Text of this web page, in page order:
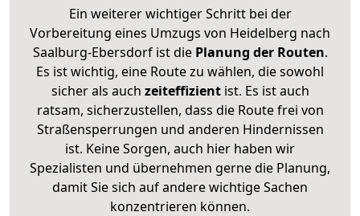
Ein weiterer wichtiger Schritt bei der
Vorbereitung eines Umzugs von Heidelberg nach
Saalburg-Ebersdorf ist diePlanung der Routen.
Es ist wichtig, eine Route zu wählen, die sowohl
sicher als auch zeiteffizientist. Es ist auch
ratsam, sicherzustellen, dass die Route frei von
Straßensperrungen und anderen Hindernissen
ist. Keine Sorgen, auch hier haben wir
Spezialisten und übernehmen gerne die Planung,
damit Sie sich auf andere wichtige Sachen
konzentrieren können.